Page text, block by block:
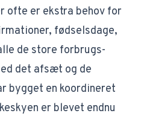
ofte er ekstra behov for
fødselsdage,
de store forbrugs-
det afsæt og de
bygget en koordineret
er blevet endnu